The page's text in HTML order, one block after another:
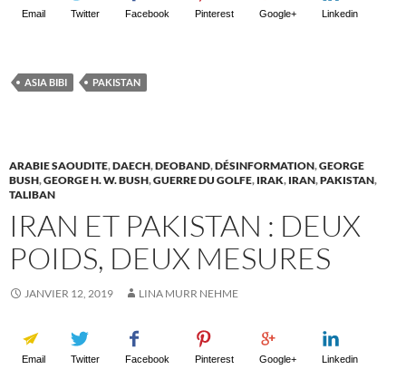
Email Twitter Facebook Pinterest Google+ Linkedin
ASIA BIBI PAKISTAN
ARABIE SAOUDITE,DAECH,DEOBAND,DÉSINFORMATION,GEORGE
BUSH,GEORGE H. W. BUSH,GUERRE DU GOLFE, IRAK, IRAN,PAKISTAN,
TALIBAN
IRAN ET PAKISTAN : DEUX
POIDS, DEUX MESURES
JANVIER 12, 2019 LINA MURR NEHME
Email Twitter Facebook Pinterest Google+ Linkedin